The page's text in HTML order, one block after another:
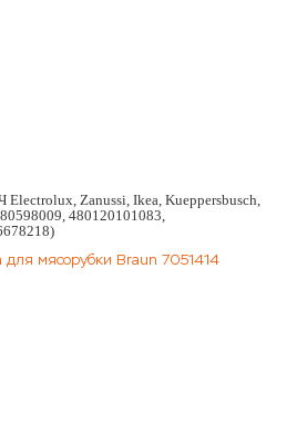
Electrolux, Zanussi, Ikea, Kueppersbusch,
480120101083,